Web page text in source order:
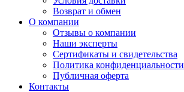
Возврат и обмен
О компании
Отзывы о компании
Наши эксперты
Сертификаты и свидетельства
Политика конфиденциальности
Публичная оферта
Контакты